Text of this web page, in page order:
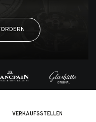
VERKAUFSSTELLEN